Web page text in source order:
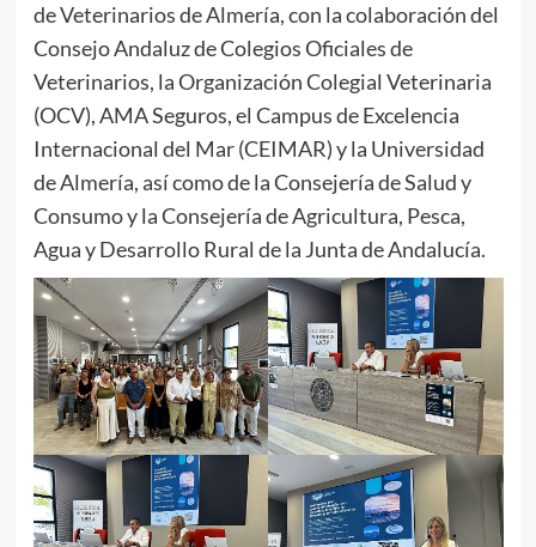
de Veterinarios de Almería, con la colaboración del
Consejo Andaluz de Colegios Oficiales de
Veterinarios, la Organización Colegial Veterinaria
(OCV), AMA Seguros, el Campus de Excelencia
Internacional del Mar (CEIMAR) y la Universidad
de Almería, así como de la Consejería de Salud y
Consumo y la Consejería de Agricultura, Pesca,
Agua y Desarrollo Rural de la Junta de Andalucía.